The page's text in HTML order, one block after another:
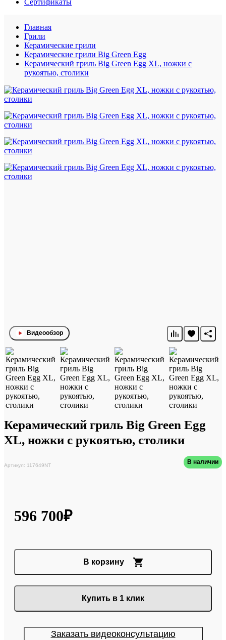
Главная
Грили
Керамические грили
Керамические грили Big Green Egg
Керамический гриль Big Green Egg XL, ножки с
рукоятью, столики
Видеообзор
Керамический гриль Big Green Egg
XL, ножки с рукоятью, столики
Артикул: 117649NT В наличии
596 700₽
В корзину
Купить в 1 клик
Заказать видеоконсультацию